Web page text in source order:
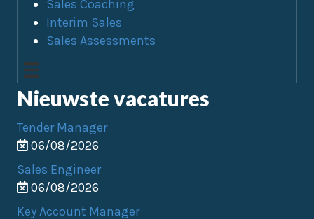
Sales Coaching
Interim Sales
Sales Assessments
Nieuwste vacatures
Tender Manager
06/08/2026
Sales Engineer
06/08/2026
Key Account Manager